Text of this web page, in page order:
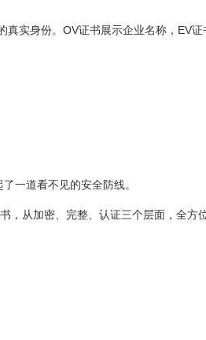
真实身份。OV证书展示企业名称，EV
一道看不见的安全防线。
，从加密、完整、认证三个层面，全方